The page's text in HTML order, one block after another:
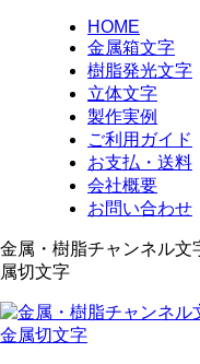
HOME
金属箱文字
樹脂発光文字
立体文字
製作実例
ご利用ガイド
お支払・送料
会社概要
お問い合わせ
金属・樹脂チャンネル文
属切文字